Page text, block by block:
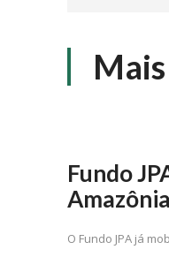
Fundo
O Fundo JPA já